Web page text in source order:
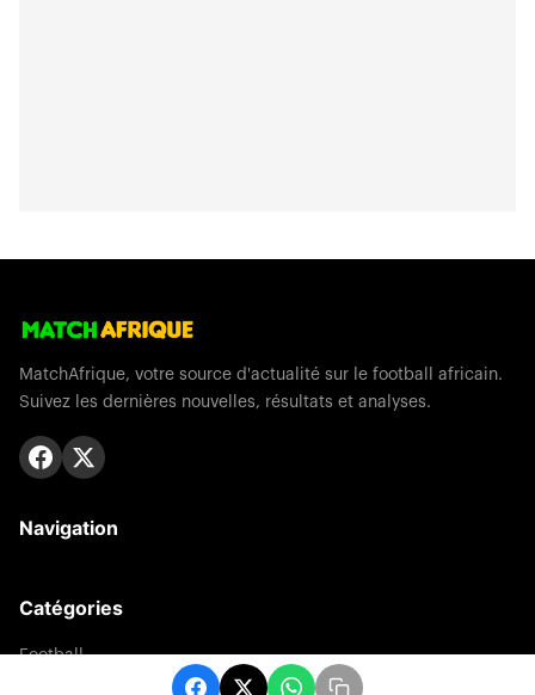
MatchAfrique, votre source d'actualité sur le football africain.
Suivez les dernières nouvelles, résultats et analyses.
Navigation
Catégories
Football